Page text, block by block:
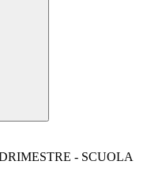
- SCUOLA